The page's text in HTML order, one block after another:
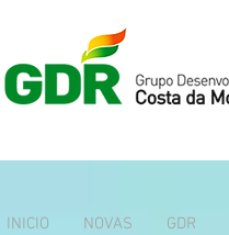
INICIO NOVAS GDR